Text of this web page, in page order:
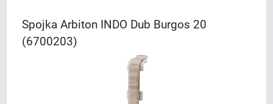
Spojka Arbiton INDO Dub Burgos 20
(6700203)